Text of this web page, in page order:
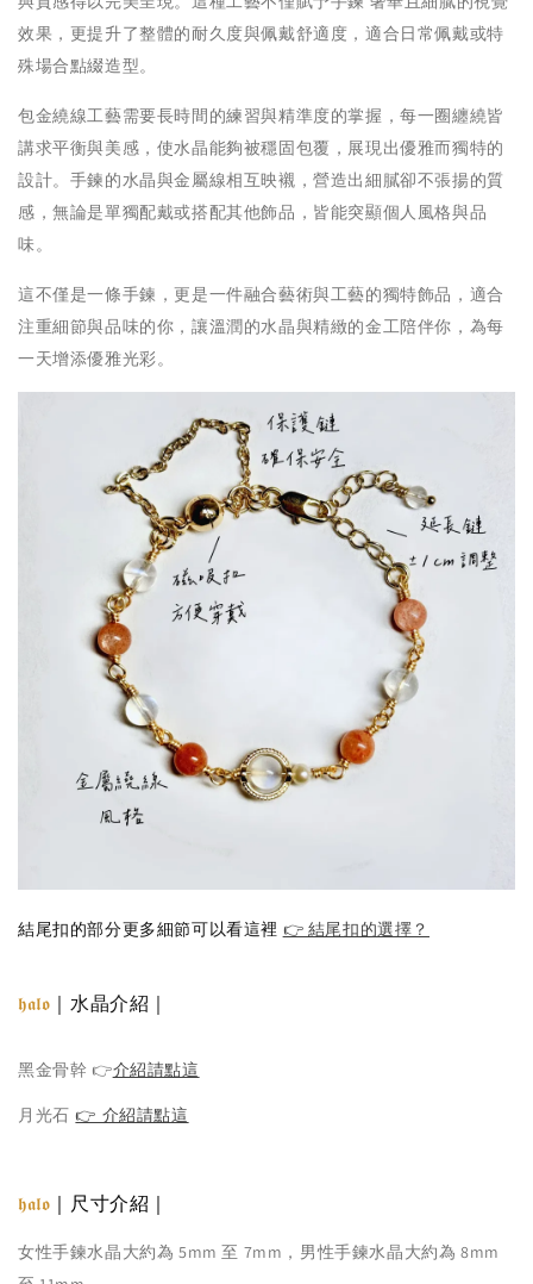
效果，更提升了整體的耐久度與佩戴舒適度，適合日常佩戴或特
殊場合點綴造型。
包金繞線工藝需要長時間的練習與精準度的掌握，每一圈纏繞皆
講求平衡與美感，使水晶能夠被穩固包覆，展現出優雅而獨特的
設計。手鍊的水晶與金屬線相互映襯，營造出細膩卻不張揚的質
感，無論是單獨配戴或搭配其他飾品，皆能突顯個人風格與品
味。
這不僅是一條手鍊，更是一件融合藝術與工藝的獨特飾品，適合
注重細節與品味的你，讓溫潤的水晶與精緻的金工陪伴你，為每
一天增添優雅光彩。
結尾扣的部分更多細節可以看這裡 👉 結尾扣的選擇？
𝖍𝖆𝖑𝖔 ｜水晶介紹｜
黑金骨幹 👉介紹請點這
月光石👉 介紹請點這
𝖍𝖆𝖑𝖔 ｜尺寸介紹｜
女性手鍊水晶大約為 5mm 至 7mm，男性手鍊水晶大約為 8mm